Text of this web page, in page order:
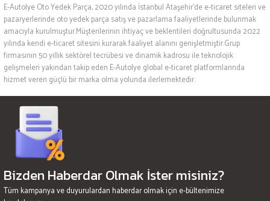
E-Autolye Oto Yedek Parça, 2020 yılında İstanbul Ataşehir’de e-ticaret siteleri ve
pazaryerlerinde oto yedek parça satış ve pazarlama faaliyetlerinde bulunmak
amacıyla kurulmuştur.Müşterilerinin ihtiyaç ve beklentileri doğrultusunda 2022
yılında kendi e-ticaret sitesini kurarak faaliyet alanını genişletmiştir.Grup
firmasının 50 yıllık sektörel tecrübesi ve dinamik kadrosu ile teknolojik
gelişmeleri yakından takip eden E-Autolye global e-ticaret platformlarında
hizmet veren güçlü bir marka olma yolunda ilerlemektedir.
Bizden Haberdar Olmak İster misiniz?
Tüm kampanya ve duyurulardan haberdar olmak için e-bültenimize